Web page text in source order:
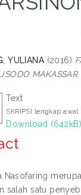
YULIANA (2016)
MAKASSAR.
Text
SKRIPSI lengkap
Download (642kB)
Nasofaring
salah satu